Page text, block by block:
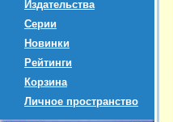
Издательства
Серии
Новинки
Рейтинги
Корзина
Личное пространство